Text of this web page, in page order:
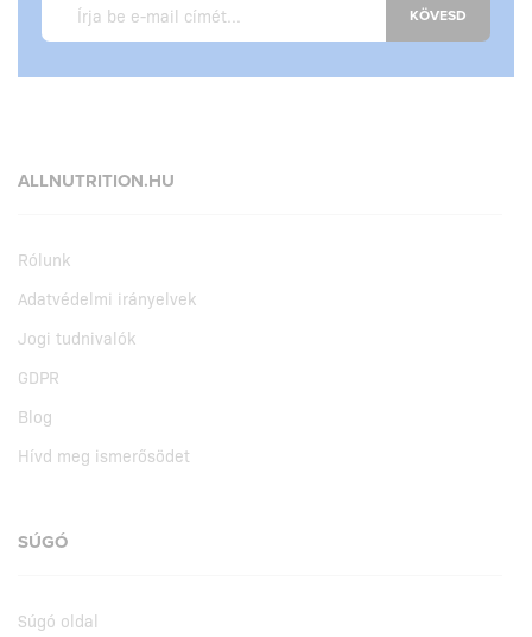
KÖVESD
ALLNUTRITION.HU
Rólunk
Adatvédelmi irányelvek
Jogi tudnivalók
GDPR
Blog
Hívd meg ismerősödet
SÚGÓ
Súgó oldal